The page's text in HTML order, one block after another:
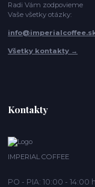
Radi Vám zodpovieme
Vaše všetky otázky:
Všetky kontakty →
Kontakty
IMPERIAL COFFEE
PO - PIA: 10:00 - 14:00